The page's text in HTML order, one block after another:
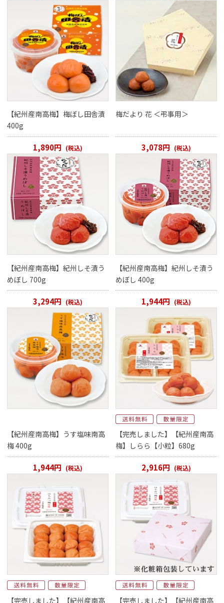
【紀州産南高梅】梅ぼし田舎漬
400g
1,890円 (税込)
梅だより 花 ＜弔事用＞
3,078円 (税込)
【紀州産南高梅】紀州しそ漬う
めぼし 700g
3,294円 (税込)
【紀州産南高梅】紀州しそ漬う
めぼし 400g
1,944円 (税込)
【紀州産南高梅】うす塩味南高
梅 400g
1,944円 (税込)
【完売しました】【紀州産南高
梅】しらら【小粒】680g
2,916円 (税込)
【完売しました】【紀州産南高 【完売しました】【紀州産南高